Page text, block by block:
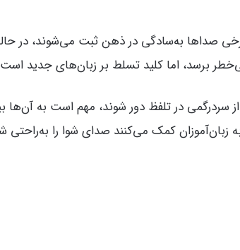
برخی صداها به‌سادگی در ذهن ثبت می‌شوند، در
برسد، اما کلید تسلط بر زبان‌های جدید
از سردرگمی در تلفظ دور شوند، مهم است به آن‌ها
زبان‌آموزان کمک می‌کنند صدای شوا را به‌راحتی